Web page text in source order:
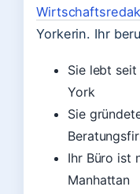
Yorkerin. Ihr
Sie lebt
York
Sie
Ihr Büro ist
Manhattan